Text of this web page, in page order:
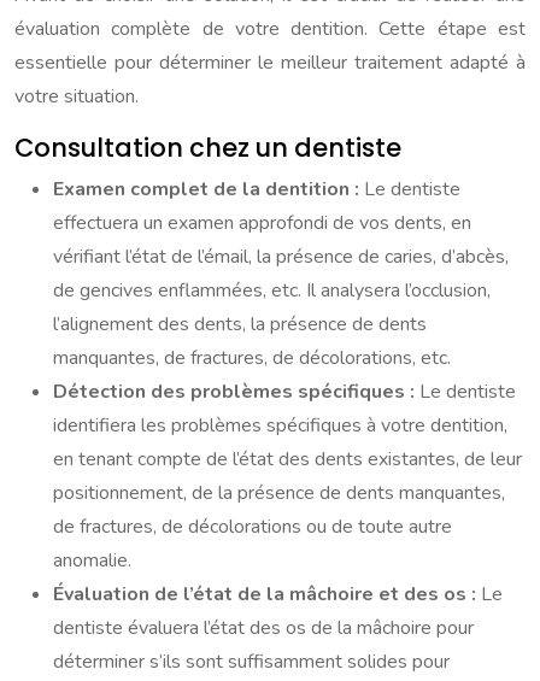
évaluation complète de votre dentition. Cette étape est
essentielle pour déterminer le meilleur traitement adapté à
votre situation.
Consultation chez un dentiste
Examen complet de la dentition : Le dentiste
effectuera un examen approfondi de vos dents, en
vérifiant l’état de l’émail, la présence de caries, d’abcès,
de gencives enflammées, etc. Il analysera l’occlusion,
l’alignement des dents, la présence de dents
manquantes, de fractures, de décolorations, etc.
Détection des problèmes spécifiques : Le dentiste
identifiera les problèmes spécifiques à votre dentition,
en tenant compte de l’état des dents existantes, de leur
positionnement, de la présence de dents manquantes,
de fractures, de décolorations ou de toute autre
anomalie.
Évaluation de l’état de la mâchoire et des os : Le
dentiste évaluera l’état des os de la mâchoire pour
déterminer s’ils sont suffisamment solides pour